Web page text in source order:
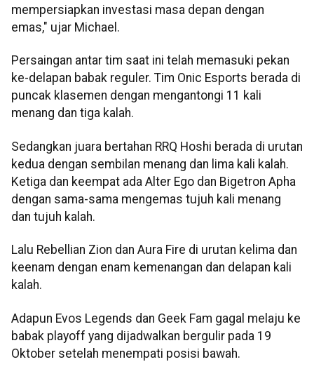
mempersiapkan investasi masa depan dengan
emas," ujar Michael.
Persaingan antar tim saat ini telah memasuki pekan
ke-delapan babak reguler. Tim Onic Esports berada di
puncak klasemen dengan mengantongi 11 kali
menang dan tiga kalah.
Sedangkan juara bertahan RRQ Hoshi berada di urutan
kedua dengan sembilan menang dan lima kali kalah.
Ketiga dan keempat ada Alter Ego dan Bigetron Apha
dengan sama-sama mengemas tujuh kali menang
dan tujuh kalah.
Lalu Rebellian Zion dan Aura Fire di urutan kelima dan
keenam dengan enam kemenangan dan delapan kali
kalah.
Adapun Evos Legends dan Geek Fam gagal melaju ke
babak playoff yang dijadwalkan bergulir pada 19
Oktober setelah menempati posisi bawah.